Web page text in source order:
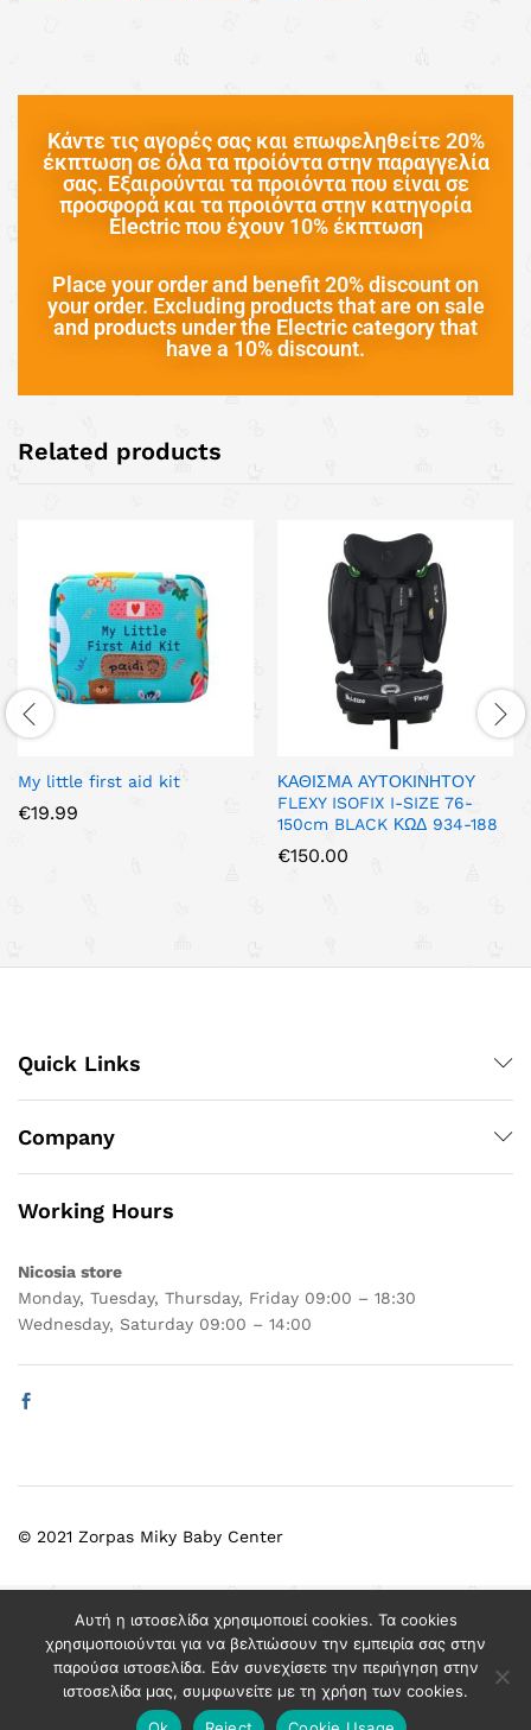
Κάντε τις αγορές σας και επωφεληθείτε 20%
έκπτωση σε όλα τα προίόντα στην παραγγελία
σας. Εξαιρούνται τα προιόντα που είναι σε
προσφορά και τα προιόντα στην κατηγορία
Electric που έχουν 10% έκπτωση
Place your order and benefit 20% discount on
your order. Excluding products that are on sale
and products under the Electric category that
have a 10% discount.
Related products
My little first aid kit
€19.99
ΚΑΘΙΣΜΑ ΑΥΤΟΚΙΝΗΤΟΥ
FLEXY ISOFIX I-SIZE 76-
150cm BLACK ΚΩΔ 934-188
€150.00
Quick Links
Company
Working Hours
Nicosia store
Monday, Tuesday, Thursday, Friday 09:00 – 18:30
Wednesday, Saturday 09:00 – 14:00
© 2021 Zorpas Miky Baby Center
to compare
View comparison
Αυτή η ιστοσελίδα χρησιμοποιεί cookies. Τα cookies
χρησιμοποιούνται για να βελτιώσουν την εμπειρία σας στην
παρούσα ιστοσελίδα. Εάν συνεχίσετε την περιήγηση στην
ιστοσελίδα μας, συμφωνείτε με τη χρήση των cookies.